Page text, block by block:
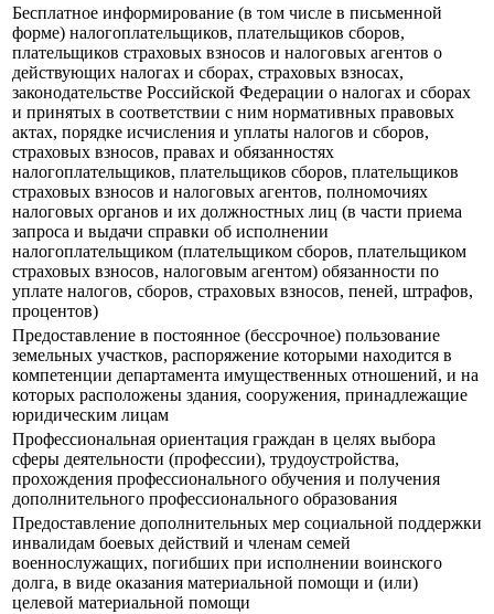
Бесплатное информирование (в том числе в письменной
форме) налогоплательщиков, плательщиков сборов,
плательщиков страховых взносов и налоговых агентов о
действующих налогах и сборах, страховых взносах,
законодательстве Российской Федерации о налогах и сборах
и принятых в соответствии с ним нормативных правовых
актах, порядке исчисления и уплаты налогов и сборов,
страховых взносов, правах и обязанностях
налогоплательщиков, плательщиков сборов, плательщиков
страховых взносов и налоговых агентов, полномочиях
налоговых органов и их должностных лиц (в части приема
запроса и выдачи справки об исполнении
налогоплательщиком (плательщиком сборов, плательщиком
страховых взносов, налоговым агентом) обязанности по
уплате налогов, сборов, страховых взносов, пеней, штрафов,
процентов)
Предоставление в постоянное (бессрочное) пользование
земельных участков, распоряжение которыми находится в
компетенции департамента имущественных отношений, и на
которых расположены здания, сооружения, принадлежащие
юридическим лицам
Профессиональная ориентация граждан в целях выбора
сферы деятельности (профессии), трудоустройства,
прохождения профессионального обучения и получения
дополнительного профессионального образования
Предоставление дополнительных мер социальной поддержки
инвалидам боевых действий и членам семей
военнослужащих, погибших при исполнении воинского
долга, в виде оказания материальной помощи и (или)
целевой материальной помощи